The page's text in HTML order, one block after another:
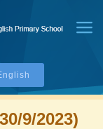
9/2023)